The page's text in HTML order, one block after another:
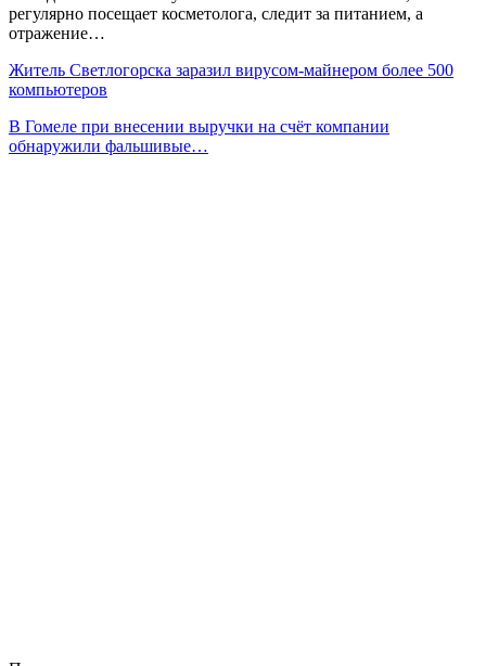
регулярно посещает косметолога, следит за питанием, а
отражение…
Житель Светлогорска заразил вирусом-майнером более 500
компьютеров
В Гомеле при внесении выручки на счёт компании
обнаружили фальшивые…